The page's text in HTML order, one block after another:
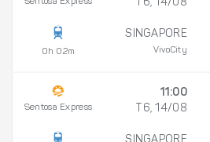
Sentosa Express
0h 02m
T6, 14/08
SINGAPORE
VivoCity
Sentosa Express
11:00
T6, 14/08